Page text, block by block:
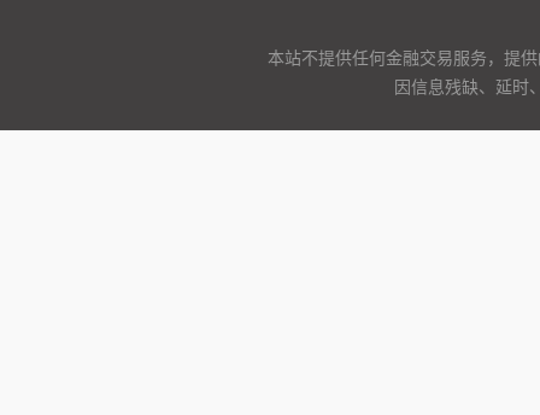
本站不提供任何金融交易服务，提
因信息残缺、延时